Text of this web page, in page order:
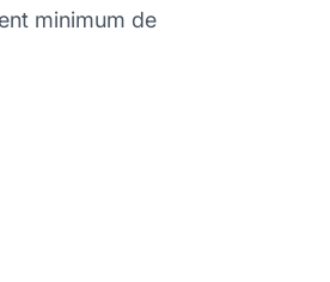
minimum de